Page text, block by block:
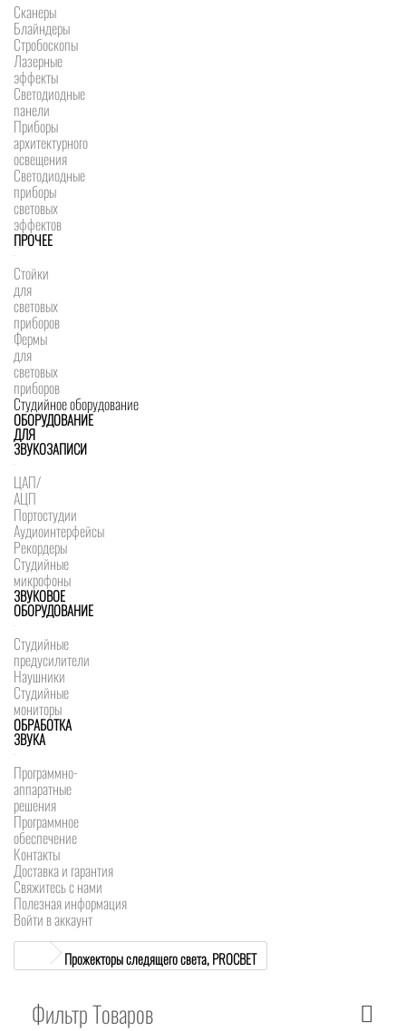
Сканеры
Блайндеры
Стробоскопы
Лазерные
эффекты
Светодиодные
панели
Приборы
архитектурного
освещения
Светодиодные
приборы
световых
эффектов
ПРОЧЕЕ
Стойки
для
световых
приборов
Фермы
для
световых
приборов
Студийное оборудование
ОБОРУДОВАНИЕ
ДЛЯ
ЗВУКОЗАПИСИ
ЦАП/
АЦП
Портостудии
Аудиоинтерфейсы
Рекордеры
Студийные
микрофоны
ЗВУКОВОЕ
ОБОРУДОВАНИЕ
Студийные
предусилители
Наушники
Студийные
мониторы
ОБРАБОТКА
ЗВУКА
Программно-
аппаратные
решения
Программное
обеспечение
Контакты
Доставка и гарантия
Свяжитесь с нами
Полезная информация
Войти в аккаунт
Прожекторы следящего света, PROCBET
Фильтр Товаров